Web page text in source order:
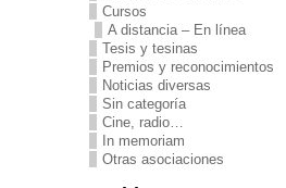
Cursos
A distancia – En línea
Tesis y tesinas
Premios y reconocimientos
Noticias diversas
Sin categoría
Cine, radio…
In memoriam
Otras asociaciones